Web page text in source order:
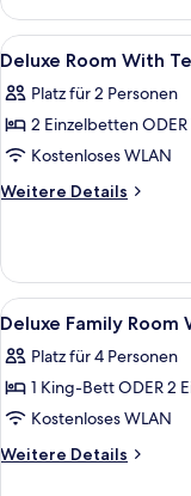
Doppel-
oder
-
Alle
Fotos
für
Deluxe
Room
With
6
Deluxe Room With
Platz für 2 Personen
2 Einzelbetten
Kostenloses WLAN
Weitere Details
Weitere
Room
With
Terrace
Alle
Fotos
für
Deluxe
Family
Room
2
Deluxe Family
Platz für 4 Personen
1 King-Bett ODER 2
Kostenloses WLAN
Weitere Details
Weitere